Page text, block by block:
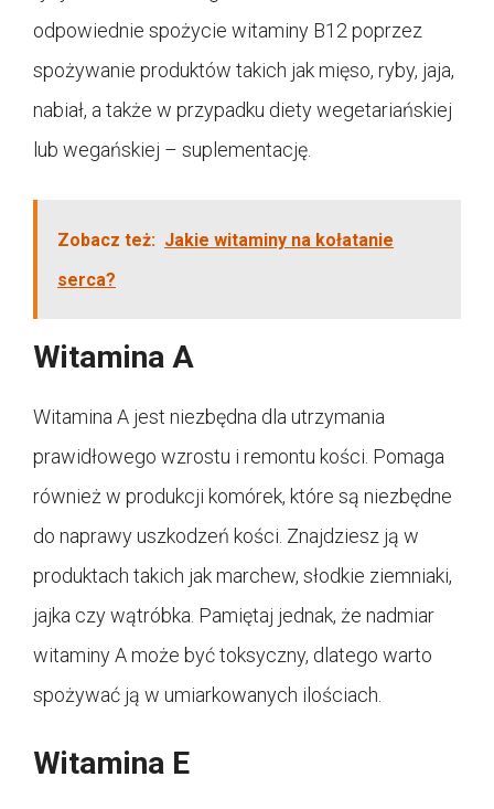
odpowiednie spożycie witaminy B12 poprzez
spożywanie produktów takich jak mięso, ryby, jaja,
nabiał, a także w przypadku diety wegetariańskiej
lub wegańskiej – suplementację.
Zobacz też: Jakie witaminy na kołatanie
serca?
Witamina A
Witamina A jest niezbędna dla utrzymania
prawidłowego wzrostu i remontu kości. Pomaga
również w produkcji komórek, które są niezbędne
do naprawy uszkodzeń kości. Znajdziesz ją w
produktach takich jak marchew, słodkie ziemniaki,
jajka czy wątróbka. Pamiętaj jednak, że nadmiar
witaminy A może być toksyczny, dlatego warto
spożywać ją w umiarkowanych ilościach.
Witamina E